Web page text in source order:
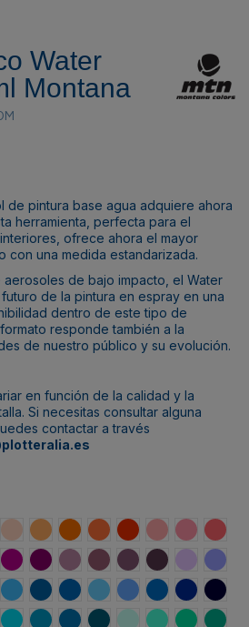
Water
Montana
de pintura base agua adquiere ahora
herramienta, perfecta para el
ofrece ahora el mayor
con una medida estandarizada.
de bajo impacto, el Water
de la pintura en espray en una
dentro de este tipo de
responde también a la
de nuestro público y su evolución.
en función de la calidad y la
Si necesitas consultar alguna
contactar a través
Kruger
Naranja Dalai
MandarinaNaranjaNaranja Calcuta
Naranja Oriente
Rojo Medusa
Rojo BudaRojo
Rojo MerlotRojo VinoVioleta BrujaVioleta Geisha
Rojo RiojaRojo TaurusVioleta Abril
Ártico
Azul AvatarAzul Eléctrico
Azul Tornado
Azul Katmandú
Azul SueñoAzul Esperanza
Azul Azul
Hawaii
Azul FijiAzul ReefAzul PlanetaAzul ÍndigoVerde MaxVerde ParísVerde UFO